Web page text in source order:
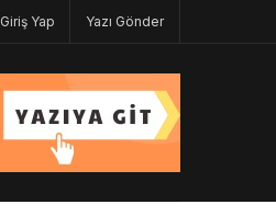
Giriş Yap Yazı Gönder